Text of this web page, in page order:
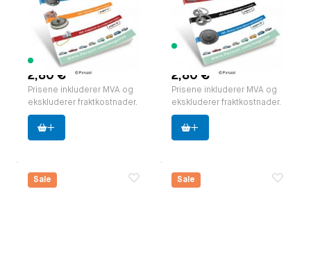
zakformaat (A5)
Paruzzi nummer:591820
Produsent:
Paruzzi
29 varer tilgjengelig
2,80 €
Prisene inkluderer MVA og
ekskluderer fraktkostnader.
zakformaat (A5)
Paruzzi nummer:591821
Produsent:
Paruzzi
353 varer
tilgjengelig
2,80 €
Prisene inkluderer MVA og
ekskluderer fraktkostnader.
Sale Sale